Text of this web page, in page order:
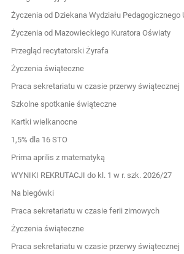
Życzenia od Dziekana Wydziału Pedagogicznego
Życzenia od Mazowieckiego Kuratora Oświaty
Przegląd recytatorski Żyrafa
Życzenia świąteczne
Praca sekretariatu w czasie przerwy świątecznej
Szkolne spotkanie świąteczne
Kartki wielkanocne
1,5% dla 16 STO
Prima aprilis z matematyką
WYNIKI REKRUTACJI do kl. 1 w r. szk. 2026/27
Na biegówki
Praca sekretariatu w czasie ferii zimowych
Życzenia świąteczne
Praca sekretariatu w czasie przerwy świątecznej